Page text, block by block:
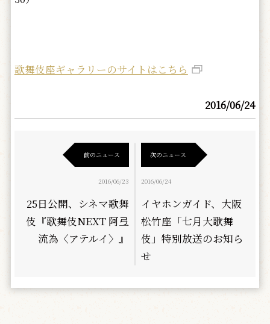
歌舞伎座ギャラリーのサイトはこちら
2016/06/24
前のニュース
2016/06/23
25日公開、シネマ歌舞
伎『歌舞伎NEXT 阿弖
流為〈アテルイ〉』
次のニュース
2016/06/24
イヤホンガイド、大阪
松竹座「七月大歌舞
伎」特別放送のお知ら
せ